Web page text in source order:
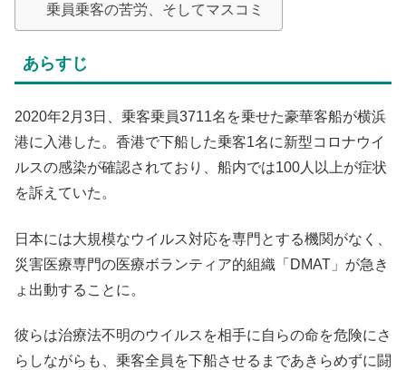
乗員乗客の苦労、そしてマスコミ
あらすじ
2020年2月3日、乗客乗員3711名を乗せた豪華客船が横浜
港に入港した。香港で下船した乗客1名に新型コロナウイ
ルスの感染が確認されており、船内では100人以上が症状
を訴えていた。
日本には大規模なウイルス対応を専門とする機関がなく、
災害医療専門の医療ボランティア的組織「DMAT」が急き
ょ出動することに。
彼らは治療法不明のウイルスを相手に自らの命を危険にさ
らしながらも、乗客全員を下船させるまであきらめずに闘